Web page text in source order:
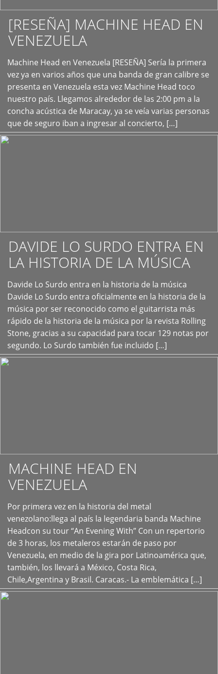
[RESEÑA] MACHINE HEAD EN
VENEZUELA
Machine Head en Venezuela [RESEÑA] Sería la primera
vez ya en varios años que una banda de gran calibre se
presenta en Venezuela esta vez Machine Head toco
nuestro país. Llegamos alrededor de las 2:00 pm a la
concha acústica de Maracay, ya se veía varias personas
que de seguro iban a ingresar al concierto, […]
+
DAVIDE LO SURDO ENTRA EN
LA HISTORIA DE LA MÚSICA
Davide Lo Surdo entra en la historia de la música
Davide Lo Surdo entra oficialmente en la historia de la
música por ser reconocido como el guitarrista más
rápido de la historia de la música por la revista Rolling
Stone, gracias a su capacidad para tocar 129 notas por
segundo. Lo Surdo también fue incluido […]
+
MACHINE HEAD EN
VENEZUELA
Por primera vez en la historia del metal
venezolano:llega al país la legendaria banda Machine
Headcon su tour “An Evening With” Con un repertorio
de 3 horas, los metaleros estarán de paso por
Venezuela, en medio de la gira por Latinoamérica que,
también, los llevará a México, Costa Rica,
Chile,Argentina y Brasil. Caracas.- La emblemática […]
+